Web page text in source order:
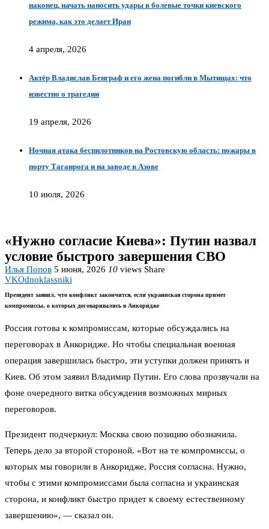
наконец, начать наносить удары в болевые точки киевского
режима, как это делает Иран
4 апреля, 2026
Актёр Владислав Бенграф и его жена погибли в Мытищах: что
известно о трагедии
19 апреля, 2026
Ночная атака беспилотников на Ростовскую область: пожары в
порту Таганрога и на заводе в Азове
10 июля, 2026
«Нужно согласие Киева»: Путин назвал
условие быстрого завершения СВО
Илья Попов 5 июня, 2026 10 views Share
VKOdnoklassniki
Президент заявил, что конфликт закончится, если украинская сторона примет
компромиссы, о которых договаривались в Анкоридже
Россия готова к компромиссам, которые обсуждались на
переговорах в Анкоридже. Но чтобы специальная военная
операция завершилась быстро, эти уступки должен принять и
Киев. Об этом заявил Владимир Путин. Его слова прозвучали на
фоне очередного витка обсуждения возможных мирных
переговоров.
Президент подчеркнул: Москва свою позицию обозначила.
Теперь дело за второй стороной. «Вот на те компромиссы, о
которых мы говорили в Анкоридже, Россия согласна. Нужно,
чтобы с этими компромиссами была согласна и украинская
сторона, и конфликт быстро придет к своему естественному
завершению», — сказал он.